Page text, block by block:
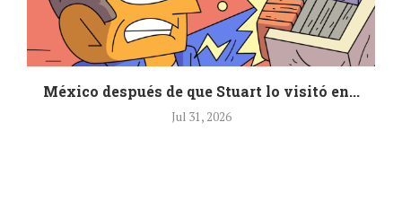
México después de que Stuart lo visitó en...
Jul 31, 2026